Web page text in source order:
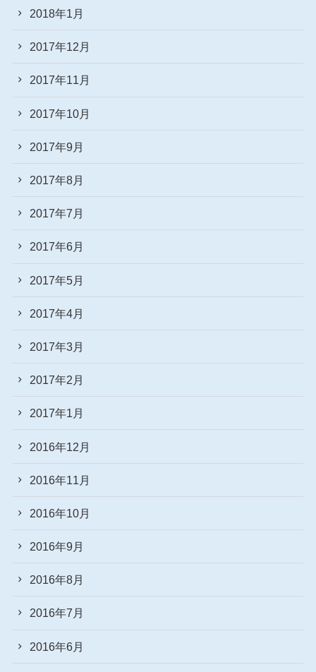
2018年1月
2017年12月
2017年11月
2017年10月
2017年9月
2017年8月
2017年7月
2017年6月
2017年5月
2017年4月
2017年3月
2017年2月
2017年1月
2016年12月
2016年11月
2016年10月
2016年9月
2016年8月
2016年7月
2016年6月